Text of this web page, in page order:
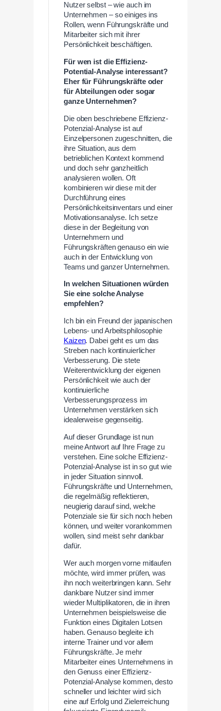
Nutzer selbst – wie auch im
Unternehmen – so einiges ins
Rollen, wenn Führungskräfte und
Mitarbeiter sich mit ihrer
Persönlichkeit beschäftigen.
Für wen ist die Effizienz-
Potential-Analyse interessant?
Eher für Führungskräfte oder
für Abteilungen oder sogar
ganze Unternehmen?
Die oben beschriebene Effizienz-
Potenzial-Analyse ist auf
Einzelpersonen zugeschnitten, die
ihre Situation, aus dem
betrieblichen Kontext kommend
und doch sehr ganzheitlich
analysieren wollen. Oft
kombinieren wir diese mit der
Durchführung eines
Persönlichkeitsinventars und einer
Motivationsanalyse. Ich setze
diese in der Begleitung von
Unternehmern und
Führungskräften genauso ein wie
auch in der Entwicklung von
Teams und ganzer Unternehmen.
In welchen Situationen würden
Sie eine solche Analyse
empfehlen?
Ich bin ein Freund der japanischen
Lebens- und Arbeitsphilosophie
Kaizen. Dabei geht es um das
Streben nach kontinuierlicher
Verbesserung. Die stete
Weiterentwicklung der eigenen
Persönlichkeit wie auch der
kontinuierliche
Verbesserungsprozess im
Unternehmen verstärken sich
idealerweise gegenseitig.
Auf dieser Grundlage ist nun
meine Antwort auf Ihre Frage zu
verstehen. Eine solche Effizienz-
Potenzial-Analyse ist in so gut wie
in jeder Situation sinnvoll.
Führungskräfte und Unternehmen,
die regelmäßig reflektieren,
neugierig darauf sind, welche
Potenziale sie für sich noch heben
können, und weiter vorankommen
wollen, sind meist sehr dankbar
dafür.
Wer auch morgen vorne mitlaufen
möchte, wird immer prüfen, was
ihn noch weiterbringen kann. Sehr
dankbare Nutzer sind immer
wieder Multiplikatoren, die in ihren
Unternehmen beispielsweise die
Funktion eines Digitalen Lotsen
haben. Genauso begleite ich
interne Trainer und vor allem
Führungskräfte. Je mehr
Mitarbeiter eines Unternehmens in
den Genuss einer Effizienz-
Potenzial-Analyse kommen, desto
schneller und leichter wird sich
eine auf Erfolg und Zielerreichung